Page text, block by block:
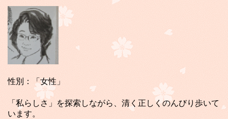
性別：「女性」
「私らしさ」を探索しながら、清く正しくのんびり歩いて
います。